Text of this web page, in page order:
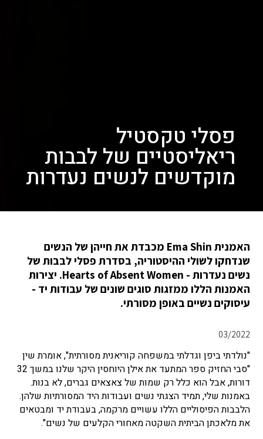
פסלי טקסטיל
ריאליסטיים של לבבות
מוקדשים לנשים נעדרות
האמנית Ema Shin מכבדת את חייהן של הנשים
שנדחקו לשולי ההיסטוריה, בסדרת פסלי לבבות של
נשים נעדרות - Hearts of Absent Women. יצירות
האמנות הללו ממזגות סוגים שונים של עבודות יד -
עיסוקים נשיים באופן מסורתי.
03/2022
"נולדתי ביפן וגדלתי במשפחה קוריאנית מסורתית", אומרת שין
"סבי החזיק ספר המתעד את אילן היוחסין היקר שלנו במשך 32
דורות, אבל הוא כלל רק שמות של צאצאים גברים, לא בנות.
באמנות שלי, תמיד הצגתי נשים ועבודות היד המסורתיות שלהן.
הלבבות הפיסוליים הללו עשויים מרקמה, בעבודת יד ומבטאים
את מלאכתן הביתית השקטה מאחורי הקלעים של נשים".